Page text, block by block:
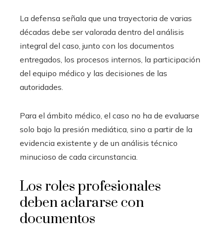
La defensa señala que una trayectoria de varias
décadas debe ser valorada dentro del análisis
integral del caso, junto con los documentos
entregados, los procesos internos, la participación
del equipo médico y las decisiones de las
autoridades.
Para el ámbito médico, el caso no ha de evaluarse
solo bajo la presión mediática, sino a partir de la
evidencia existente y de un análisis técnico
minucioso de cada circunstancia.
Los roles profesionales
deben aclararse con
documentos